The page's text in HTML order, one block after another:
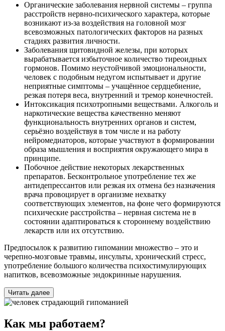
Органические заболевания нервной системы – группа
расстройств нервно-психического характера, которые
возникают из-за воздействия на головной мозг
всевозможных патологических факторов на разных
стадиях развития личности.
Заболевания щитовидной железы, при которых
вырабатывается избыточное количество тиреоидных
гормонов. Помимо неустойчивой эмоциональности,
человек с подобным недугом испытывает и другие
неприятные симптомы – учащённое сердцебиение,
резкая потеря веса, внутренний и тремор конечностей.
Интоксикация психотропными веществами. Алкоголь и
наркотические вещества качественно меняют
функциональность внутренних органов и систем,
серьёзно воздействуя в том числе и на работу
нейромедиаторов, которые участвуют в формировании
образа мышления и восприятия окружающего мира в
принципе.
Побочное действие некоторых лекарственных
препаратов. Бесконтрольное употребление тех же
антидепрессантов или резкая их отмена без назначения
врача провоцирует в организме нехватку
соответствующих элементов, на фоне чего формируются
психические расстройства – нервная система не в
состоянии адаптироваться к стороннему воздействию
лекарств или их отсутствию.
Предпосылок к развитию гипомании множество – это и
черепно-мозговые травмы, инсульты, хронический стресс,
употребление большого количества психостимулирующих
напитков, всевозможные эндокринные нарушения.
Читать далее
Как мы работаем?